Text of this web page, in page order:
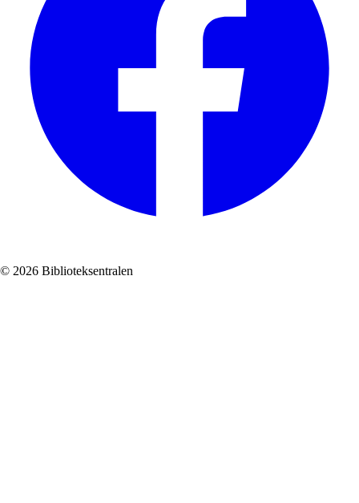
© 2026 Biblioteksentralen